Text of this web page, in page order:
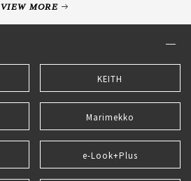
VIEW MORE
KEITH
Marimekko
e-Look+Plus